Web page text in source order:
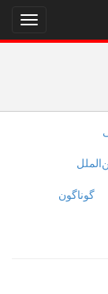
نمایش
منو
گوناگون